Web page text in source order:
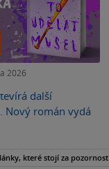
2026
další
Nový román vydá
které stojí za pozornost